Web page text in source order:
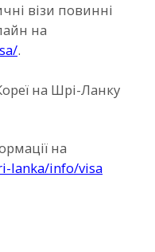
візи повинні
на
.
на Шрі-Ланку
на
lanka/info/visa